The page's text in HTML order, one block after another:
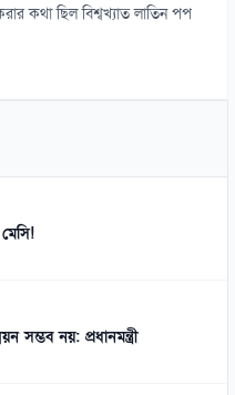
কথা ছিল বিশ্বখ্যাত লাতিন পপ
সম্ভব নয়: প্রধানমন্ত্রী